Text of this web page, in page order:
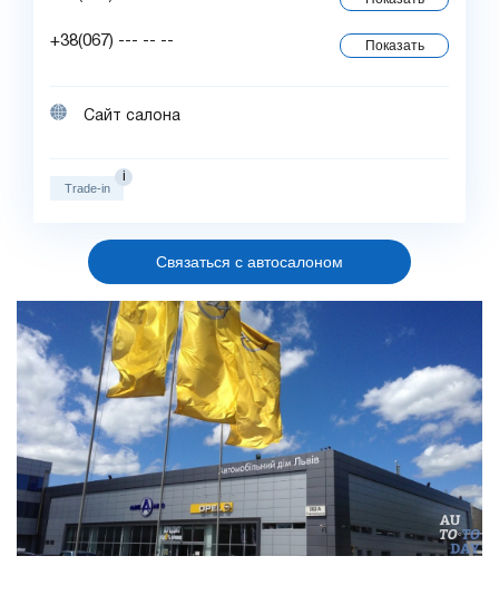
+38(067) --- -- -- Показать
Сайт салона
Trade-in
i
Связаться с автосалоном